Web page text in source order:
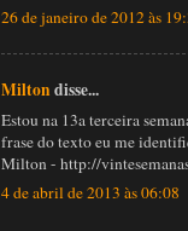
26 de janeiro de 2012 às
Milton disse...
Estou na 13a terceira
frase do texto eu me
Milton - http://
4 de abril de 2013 às 06:08